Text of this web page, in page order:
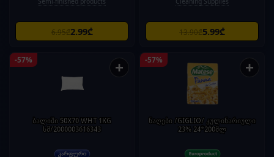
6.95₾2.99₾ 13.90₾5.99₾
-57% +
ბალიში 50X70 WHT 1KG
სმ/2000003616343
-57% +
ნაღები /GIGLIO/ კულინარიული
23% 24*200მლ